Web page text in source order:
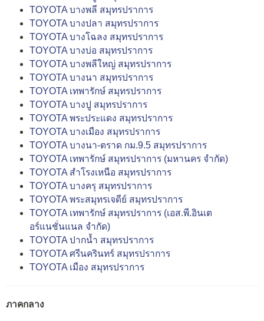
TOYOTA บางพลี สมุทรปราการ
TOYOTA บางปลา สมุทรปราการ
TOYOTA บางโฉลง สมุทรปราการ
TOYOTA บางบ่อ สมุทรปราการ
TOYOTA บางพลีใหญ่ สมุทรปราการ
TOYOTA บางนา สมุทรปราการ
TOYOTA เทพารักษ์ สมุทรปราการ
TOYOTA บางปู สมุทรปราการ
TOYOTA พระประแดง สมุทรปราการ
TOYOTA บางเมือง สมุทรปราการ
TOYOTA บางนา-ตราด กม.9.5 สมุทรปราการ
TOYOTA เทพารักษ์ สมุทรปราการ (มหานคร จำกัด)
TOYOTA สำโรงเหนือ สมุทรปราการ
TOYOTA บางครุ สมุทรปราการ
TOYOTA พระสมุทรเจดีย์ สมุทรปราการ
TOYOTA เทพารักษ์ สมุทรปราการ (เอส.พี.อินเต
อร์แนชั่นแนล จำกัด)
TOYOTA ปากน้ำ สมุทรปราการ
TOYOTA ศรีนครินทร์ สมุทรปราการ
TOYOTA เมือง สมุทรปราการ
ภาคกลาง